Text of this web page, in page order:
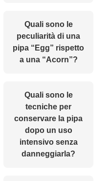
Quali sono le
peculiarità di una
pipa “Egg” rispetto
a una “Acorn”?
Quali sono le
tecniche per
conservare la pipa
dopo un uso
intensivo senza
danneggiarla?